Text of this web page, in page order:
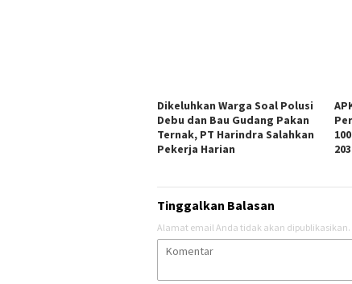
Dikeluhkan Warga Soal Polusi
Debu dan Bau Gudang Pakan
Ternak, PT Harindra Salahkan
Pekerja Harian
Tinggalkan Balasan
Alamat email Anda tidak akan dipublikasikan.